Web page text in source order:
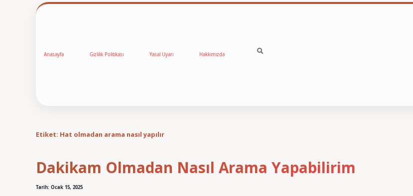
Anasayfa Gizlilik Politikası Yasal Uyarı Hakkımızda
Etiket: Hat olmadan arama nasıl yapılır
Dakikam Olmadan Nasıl Arama Yapabilirim
Tarih: Ocak 15, 2025